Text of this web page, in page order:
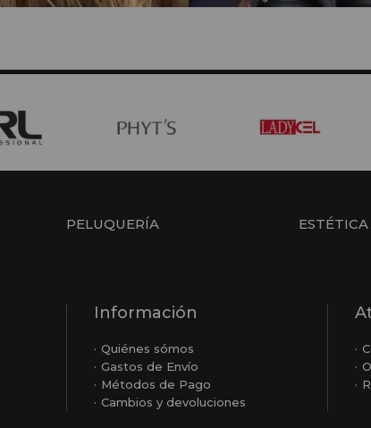
PELUQUERÍA ESTÉTICA
Información
Quiénes sómos
Gastos de Envío
Métodos de Pago
Cambios y devoluciones